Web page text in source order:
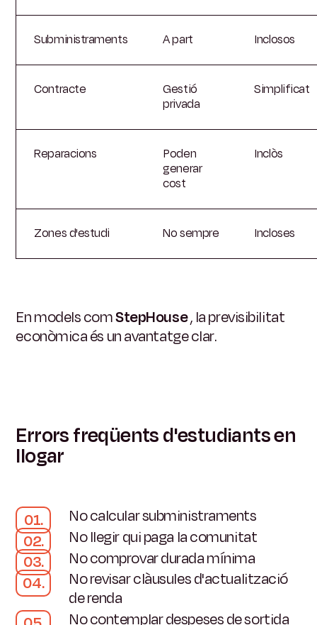
Subministraments A part Inclosos
Contracte
Gestió
privada
Simplificat
Reparacions
Poden
generar
cost
Inclòs
Zones d'estudi No sempre Incloses
En models comStepHouse, la previsibilitat
econòmica és un avantatge clar.
Errors freqüents d'estudiants en
llogar
No calcular subministraments
No llegir qui paga la comunitat
No comprovar durada mínima
No revisar clàusules d'actualització
de renda
No contemplar despeses de sortida